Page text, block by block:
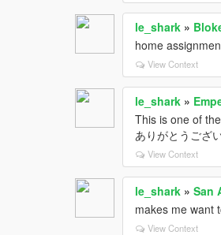
le_shark »
home
View Context
le_shark »
This is one of
ありがとうござ
View Context
le_shark »San
makes me want
View Context